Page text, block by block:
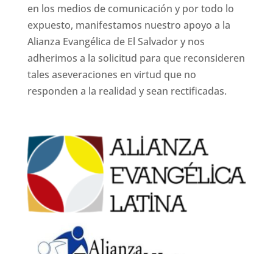
en los medios de comunicación y por todo lo
expuesto, manifestamos nuestro apoyo a la
Alianza Evangélica de El Salvador y nos
adherimos a la solicitud para que reconsideren
tales aseveraciones en virtud que no
responden a la realidad y sean rectificadas.